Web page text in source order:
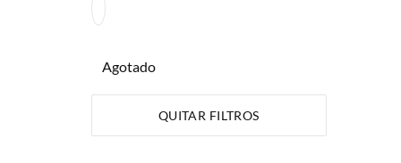
Agotado
QUITAR FILTROS